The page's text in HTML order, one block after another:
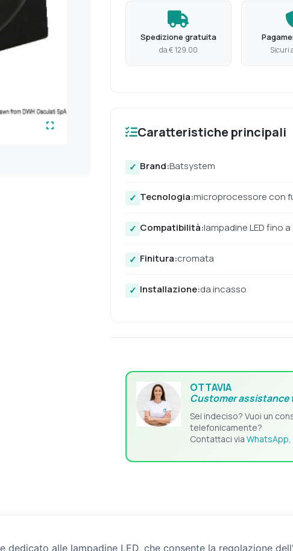
Spedizione gratuita
da € 129,00 Sicuri
Caratteristiche principali
Brand:Batsystem
Tecnologia:microprocessore con
Compatibilità:lampadine LED fino a
Finitura:cromata
Installazione:da incasso
OTTAVIA
Customer assistance
Sei indeciso? Vuoi un
telefonicamente?
Contattaci via WhatsApp,
alle lampadine LED, che consente la regolazione